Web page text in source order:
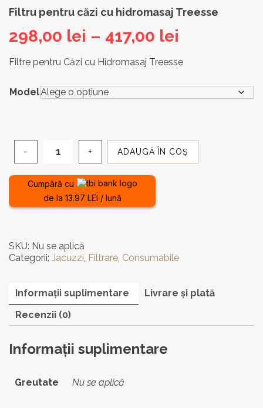
Filtru pentru căzi cu hidromasaj Treesse
298,00 lei – 417,00 lei
de
298,00 lei
la
417,00 lei
Filtre pentru Căzi cu Hidromasaj Treesse
Model
Cantitate
pentru
cu
ADAUGĂ ÎN COȘ
Cumpără cu
de la 13.97 LEI / lună
SKU: Nu se aplică
Categorii: Jacuzzi Filtrare Consumabile
Informații suplimentare
Livrare și plată
Recenzii (0)
Informații suplimentare
Greutate Nu se aplică